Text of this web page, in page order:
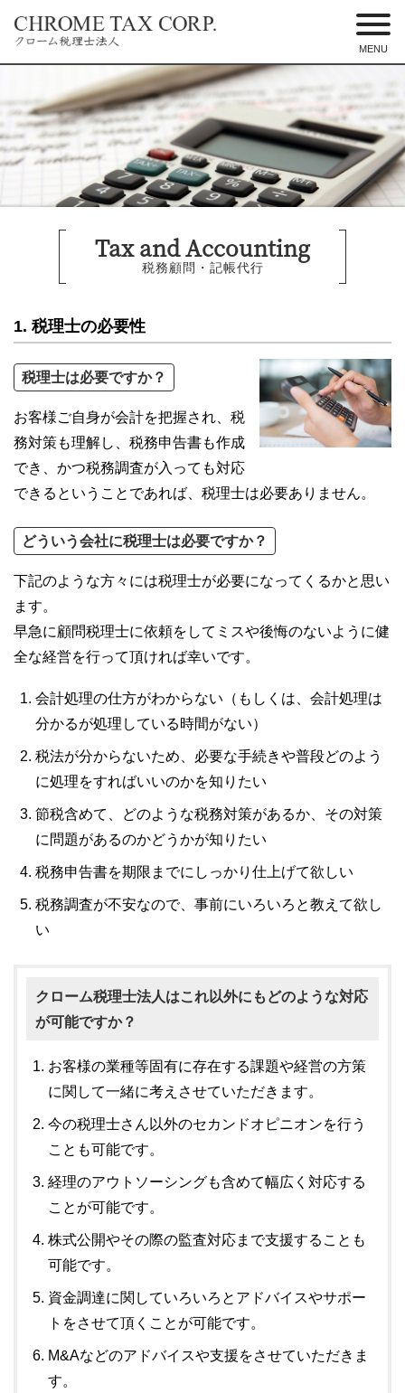
東京都港区のクローム税理士法人 –
税務調査に強い税理士
MENU
Tax and Accounting
税務顧問・記帳代行
1. 税理士の必要性
税理士は必要ですか？
お客様ご自身が会計を把握され、税
務対策も理解し、税務申告書も作成
でき、かつ税務調査が入っても対応
できるということであれば、税理士は必要ありません。
どういう会社に税理士は必要ですか？
下記のような方々には税理士が必要になってくるかと思い
ます。
早急に顧問税理士に依頼をしてミスや後悔のないように健
全な経営を行って頂ければ幸いです。
会計処理の仕方がわからない（もしくは、会計処理は
分かるが処理している時間がない）
税法が分からないため、必要な手続きや普段どのよう
に処理をすればいいのかを知りたい
節税含めて、どのような税務対策があるか、その対策
に問題があるのかどうかが知りたい
税務申告書を期限までにしっかり仕上げて欲しい
税務調査が不安なので、事前にいろいろと教えて欲し
い
クローム税理士法人はこれ以外にもどのような対応
が可能ですか？
お客様の業種等固有に存在する課題や経営の方策
に関して一緒に考えさせていただきます。
今の税理士さん以外のセカンドオピニオンを行う
ことも可能です。
経理のアウトソーシングも含めて幅広く対応する
ことが可能です。
株式公開やその際の監査対応まで支援することも
可能です。
資金調達に関していろいろとアドバイスやサポー
トをさせて頂くことが可能です。
M&Aなどのアドバイスや支援をさせていただきま
す。